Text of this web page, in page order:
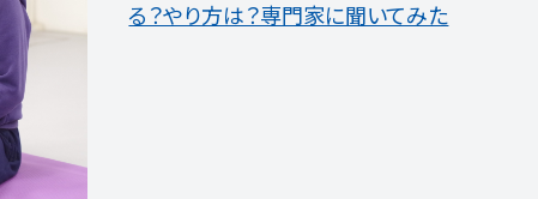
る？やり方は？専門家に聞いてみた